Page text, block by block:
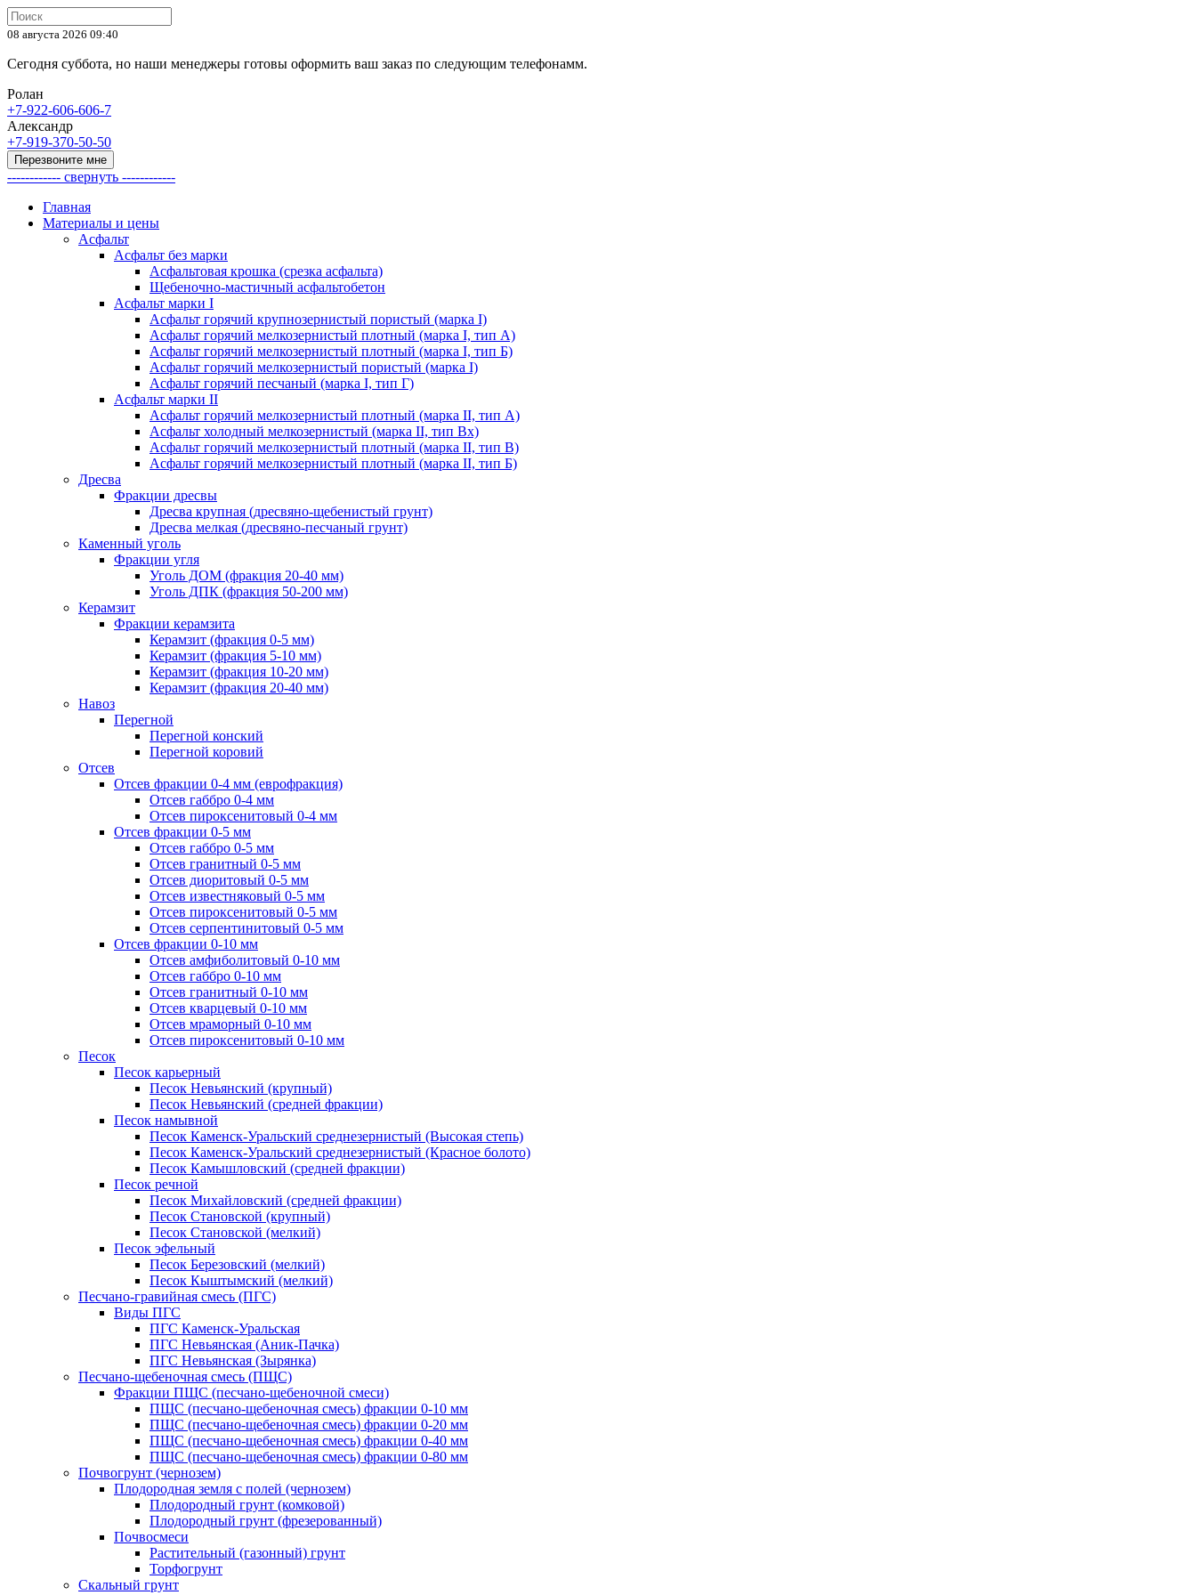
08 августа 2026 09:40
Сегодня суббота, но наши менеджеры готовы оформить ваш заказ по следующим телефонамм.
Ролан
+7-922-606-606-7
Александр
+7-919-370-50-50
Перезвоните мне
------------ свернуть ------------
Главная
Материалы и цены
Асфальт
Асфальт без марки
Асфальтовая крошка (срезка асфальта)
Щебеночно-мастичный асфальтобетон
Асфальт марки I
Асфальт горячий крупнозернистый пористый (марка I)
Асфальт горячий мелкозернистый плотный (марка I, тип А)
Асфальт горячий мелкозернистый плотный (марка I, тип Б)
Асфальт горячий мелкозернистый пористый (марка I)
Асфальт горячий песчаный (марка I, тип Г)
Асфальт марки II
Асфальт горячий мелкозернистый плотный (марка II, тип А)
Асфальт холодный мелкозернистый (марка II, тип Вх)
Асфальт горячий мелкозернистый плотный (марка II, тип В)
Асфальт горячий мелкозернистый плотный (марка II, тип Б)
Дресва
Фракции дресвы
Дресва крупная (дресвяно-щебенистый грунт)
Дресва мелкая (дресвяно-песчаный грунт)
Каменный уголь
Фракции угля
Уголь ДОМ (фракция 20-40 мм)
Уголь ДПК (фракция 50-200 мм)
Керамзит
Фракции керамзита
Керамзит (фракция 0-5 мм)
Керамзит (фракция 5-10 мм)
Керамзит (фракция 10-20 мм)
Керамзит (фракция 20-40 мм)
Навоз
Перегной
Перегной конский
Перегной коровий
Отсев
Отсев фракции 0-4 мм (еврофракция)
Отсев габбро 0-4 мм
Отсев пироксенитовый 0-4 мм
Отсев фракции 0-5 мм
Отсев габбро 0-5 мм
Отсев гранитный 0-5 мм
Отсев диоритовый 0-5 мм
Отсев известняковый 0-5 мм
Отсев пироксенитовый 0-5 мм
Отсев серпентинитовый 0-5 мм
Отсев фракции 0-10 мм
Отсев амфиболитовый 0-10 мм
Отсев габбро 0-10 мм
Отсев гранитный 0-10 мм
Отсев кварцевый 0-10 мм
Отсев мраморный 0-10 мм
Отсев пироксенитовый 0-10 мм
Песок
Песок карьерный
Песок Невьянский (крупный)
Песок Невьянский (средней фракции)
Песок намывной
Песок Каменск-Уральский среднезернистый (Высокая степь)
Песок Каменск-Уральский среднезернистый (Красное болото)
Песок Камышловский (средней фракции)
Песок речной
Песок Михайловский (средней фракции)
Песок Становской (крупный)
Песок Становской (мелкий)
Песок эфельный
Песок Березовский (мелкий)
Песок Кыштымский (мелкий)
Песчано-гравийная смесь (ПГС)
Виды ПГС
ПГС Каменск-Уральская
ПГС Невьянская (Аник-Пачка)
ПГС Невьянская (Зырянка)
Песчано-щебеночная смесь (ПЩС)
Фракции ПЩС (песчано-щебеночной смеси)
ПЩС (песчано-щебеночная смесь) фракции 0-10 мм
ПЩС (песчано-щебеночная смесь) фракции 0-20 мм
ПЩС (песчано-щебеночная смесь) фракции 0-40 мм
ПЩС (песчано-щебеночная смесь) фракции 0-80 мм
Почвогрунт (чернозем)
Плодородная земля с полей (чернозем)
Плодородный грунт (комковой)
Плодородный грунт (фрезерованный)
Почвосмеси
Растительный (газонный) грунт
Торфогрунт
Скальный грунт